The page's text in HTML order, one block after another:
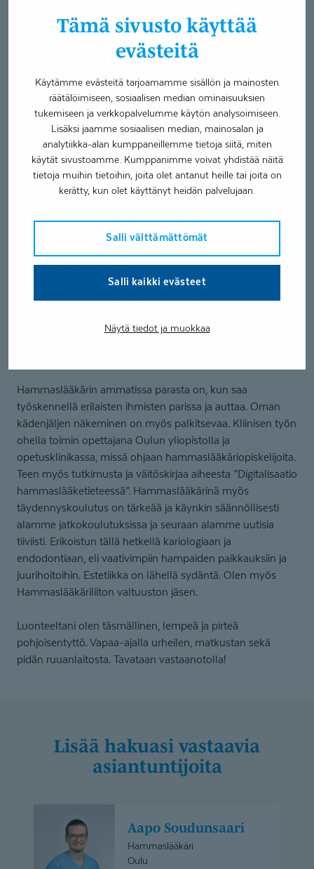
Tämä sivusto käyttää
evästeitä
Käytämme evästeitä tarjoamamme sisällön ja mainosten
räätälöimiseen, sosiaalisen median ominaisuuksien
tukemiseen ja verkkopalvelumme käytön analysoimiseen.
Lisäksi jaamme sosiaalisen median, mainosalan ja
analytiikka-alan kumppaneillemme tietoja siitä, miten
käytät sivustoamme. Kumppanimme voivat yhdistää näitä
tietoja muihin tietoihin, joita olet antanut heille tai joita on
kerätty, kun olet käyttänyt heidän palvelujaan.
Salli välttämättömät
Salli kaikki evästeet
Näytä tiedot ja muokkaa
Hammassärky tai -tapaturma
Muut suun alueen vaivat
Häikäisevä hymy
Konsultaatio, Nukutushammashoito
Hammastarkastus ja hammaskiven poisto
Hammastarkastus jännittäjälle tai pelokkaalle
POHDE, Pohjois-Pohjanmaan hyvinvointialue,
lohjenneen hampaan hoidon palveluseteli
Juurihoito
Olen valmistunut hammaslääkäriksi vuonna 2016 Oulusta.
Valmistumisen jälkeen olen ehtinyt kartoittaa runsaasti
kunnalliselta kuin yksityispuoleltakin. Panostan
asiakaslähtöiseen asiakaspalveluun ja minulle on tärkeää,
että potilaalla on luottavainen ja turvallinen olo
Hammaslääkärin ammatissa parasta on, kun saa
työskennellä erilaisten ihmisten parissa ja auttaa. Oman
kädenjäljen näkeminen on myös palkitsevaa. Kliinisen työn
ohella toimin opettajana Oulun yliopistolla ja
opetusklinikassa, missä ohjaan hammaslääkäriopiskelijoita.
Teen myös tutkimusta ja väitöskirjaa aiheesta ”Digitalisaatio
hammaslääketieteessä”. Hammaslääkärinä myös
täydennyskoulutus on tärkeää ja käynkin säännöllisesti
alamme jatkokoulutuksissa ja seuraan alamme uutisia
tiiviisti. Erikoistun tällä hetkellä kariologiaan ja
endodontiaan, eli vaativimpiin hampaiden paikkauksiin ja
juurihoitoihin. Estetiikka on lähellä sydäntä. Olen myös
Hammaslääkäriliiton valtuuston jäsen.
Luonteeltani olen täsmällinen, lempeä ja pirteä
pohjoisentyttö. Vapaa-ajalla urheilen, matkustan sekä
pidän ruuanlaitosta. Tavataan vastaanotolla!
Lisää hakuasi vastaavia
asiantuntijoita
Soudunsaari
Aapo Soudunsaari
Hammaslääkäri
Oulu